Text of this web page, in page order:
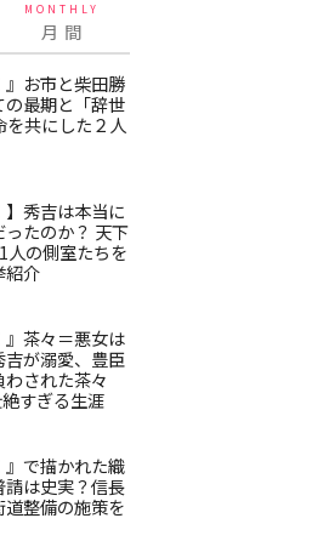
MONTHLY
月 間
』お市と柴田勝
の最期と「辞世
共にした２人
】秀吉は本当に
ったのか？ 天下
人の側室たちを
紹介
』茶々＝悪女は
吉が溺愛、豊臣
された茶々
すぎる生涯
』で描かれた織
請は史実？信長
整備の施策を